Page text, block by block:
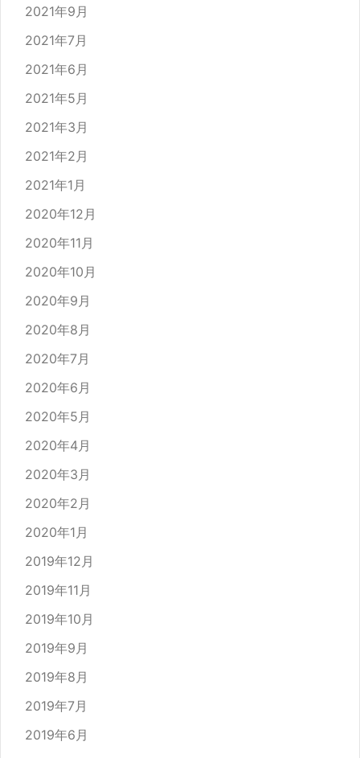
2021年9月
2021年7月
2021年6月
2021年5月
2021年3月
2021年2月
2021年1月
2020年12月
2020年11月
2020年10月
2020年9月
2020年8月
2020年7月
2020年6月
2020年5月
2020年4月
2020年3月
2020年2月
2020年1月
2019年12月
2019年11月
2019年10月
2019年9月
2019年8月
2019年7月
2019年6月